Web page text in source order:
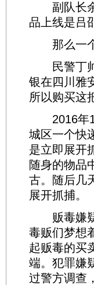
副队长余
品上线是吕
那么一个
民警丁帅
银在四川雅
所以购买这
2016年10
城区一个快
是立即展开
随身的物品
古。随后几
展开抓捕。
贩毒嫌疑
毒贩们梦想
起贩毒的买
端。犯罪嫌
过警方调查